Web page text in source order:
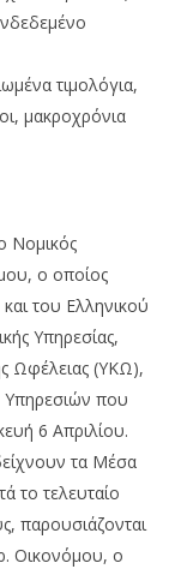
τιμολόγια,
μακροχρόνια
Νομικός
ο οποίος
του Ελληνικού
Υπηρεσίας,
Ωφέλειας (ΥΚΩ),
Υπηρεσιών που
6 Απριλίου.
τα Μέσα
το τελευταίο
παρουσιάζονται
Οικονόμου, ο